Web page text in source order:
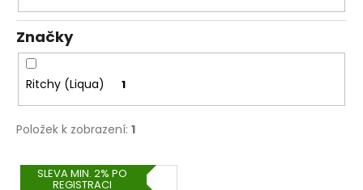
Značky
Ritchy (Liqua) 1
Položek k zobrazení: 1
V SLEVA MIN. 2% PO
REGISTRACI
u
č
u
m
e
DEKANG
MALINA